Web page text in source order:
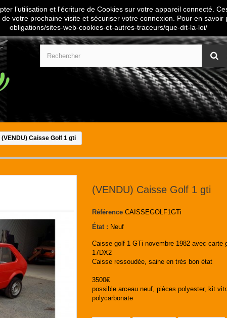
(VENDU) Caisse Golf 1 gti
(VENDU) Caisse Golf 1 gti
Référence CAISSEGOLF1GTi
État : Neuf
Caisse golf 1 GTi novembre 1982 avec carte
17DX2
Caisse ressoudée, saine en très bon état
3500€
possible arceau neuf, pièces polyester, kit
polycarbonate
l’utilisation et l'écriture de Cookies sur votre appareil connecté.
votre prochaine visite et sécuriser votre connexion. Pour en
obligations/sites-web-cookies-et-autres-traceurs/que-dit-la-loi/